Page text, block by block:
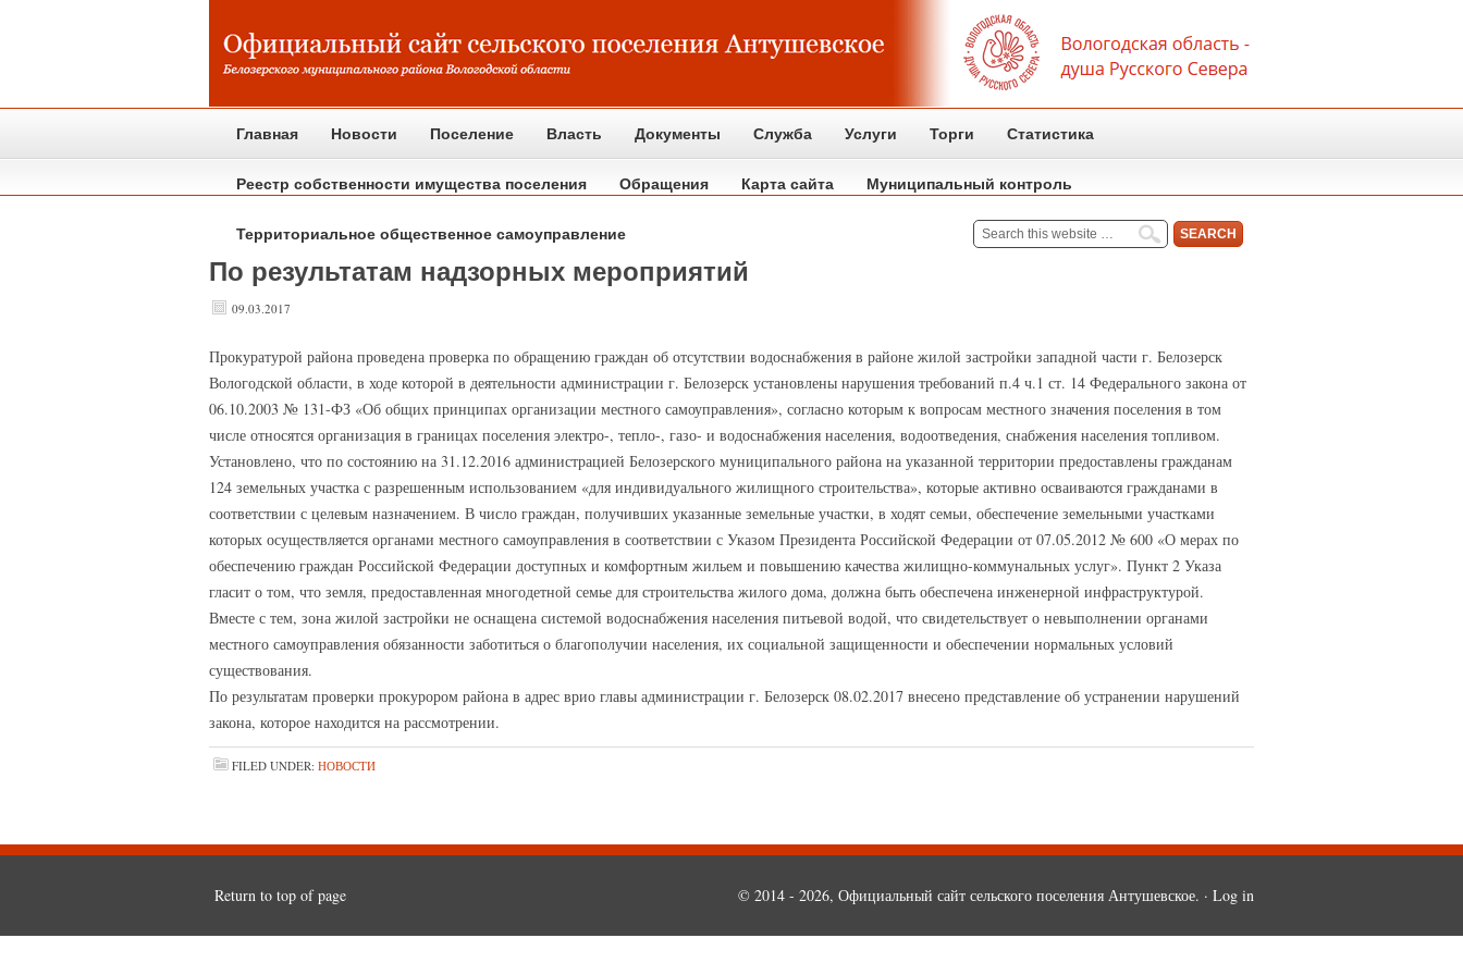
Главная Новости Поселение Власть Документы Служба Услуги Торги Статистика
Реестр собственности имущества поселения Обращения Карта сайта Муниципальный контроль
Территориальное общественное самоуправление
По результатам надзорных мероприятий
09.03.2017
Прокуратурой района проведена проверка по обращению граждан об отсутствии водоснабжения в районе жилой застройки западной части г. Белозерск
Вологодской области, в ходе которой в деятельности администрации г. Белозерск установлены нарушения требований п.4 ч.1 ст. 14 Федерального закона от
06.10.2003 № 131-ФЗ «Об общих принципах организации местного самоуправления», согласно которым к вопросам местного значения поселения в том
числе относятся организация в границах поселения электро-, тепло-, газо- и водоснабжения населения, водоотведения, снабжения населения топливом.
Установлено, что по состоянию на 31.12.2016 администрацией Белозерского муниципального района на указанной территории предоставлены гражданам
124 земельных участка с разрешенным использованием «для индивидуального жилищного строительства», которые активно осваиваются гражданами в
соответствии с целевым назначением. В число граждан, получивших указанные земельные участки, в ходят семьи, обеспечение земельными участками
которых осуществляется органами местного самоуправления в соответствии с Указом Президента Российской Федерации от 07.05.2012 № 600 «О мерах по
обеспечению граждан Российской Федерации доступных и комфортным жильем и повышению качества жилищно-коммунальных услуг». Пункт 2 Указа
гласит о том, что земля, предоставленная многодетной семье для строительства жилого дома, должна быть обеспечена инженерной инфраструктурой.
Вместе с тем, зона жилой застройки не оснащена системой водоснабжения населения питьевой водой, что свидетельствует о невыполнении органами
местного самоуправления обязанности заботиться о благополучии населения, их социальной защищенности и обеспечении нормальных условий
существования.
По результатам проверки прокурором района в адрес врио главы администрации г. Белозерск 08.02.2017 внесено представление об устранении нарушений
закона, которое находится на рассмотрении.
FILED UNDER: НОВОСТИ
Return to top of page © 2014 - 2026, Официальный сайт сельского поселения Антушевское. · Log in